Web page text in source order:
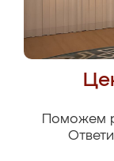
Поможем